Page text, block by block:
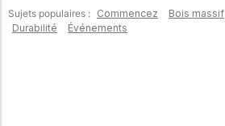
Accédez à un large
promouvoir la
construction en bois
Sujets populaires : Commencez Bois massif
Durabilité
Événements